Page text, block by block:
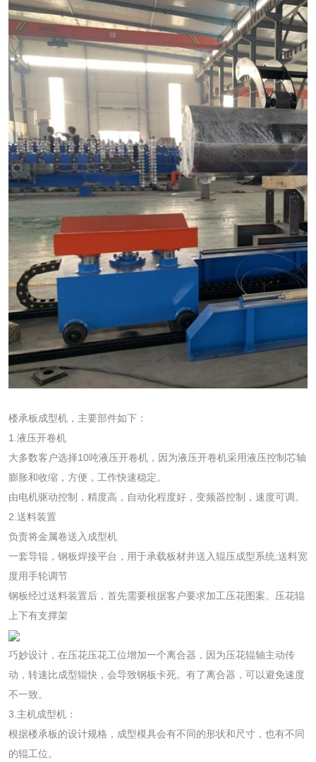
楼承板成型机，主要部件如下：
1.液压开卷机
大多数客户选择10吨液压开卷机，因为液压开卷机采用液压控制芯轴
膨胀和收缩，方便，工作快速稳定。
由电机驱动控制，精度高，自动化程度好，变频器控制，速度可调。
2.送料装置
负责将金属卷送入成型机
一套导辊，钢板焊接平台，用于承载板材并送入辊压成型系统;送料宽
度用手轮调节
钢板经过送料装置后，首先需要根据客户要求加工压花图案。压花辊
上下有支撑架
巧妙设计，在压花压花工位增加一个离合器，因为压花辊轴主动传
动，转速比成型辊快，会导致钢板卡死。有了离合器，可以避免速度
不一致。
3.主机成型机：
根据楼承板的设计规格，成型模具会有不同的形状和尺寸，也有不同
的辊工位。